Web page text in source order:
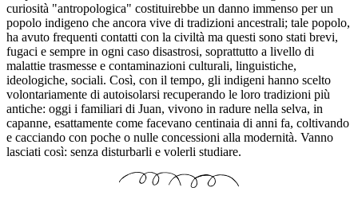
curiosità "antropologica" costituirebbe un danno immenso per un
popolo indigeno che ancora vive di tradizioni ancestrali; tale popolo,
ha avuto frequenti contatti con la civiltà ma questi sono stati brevi,
fugaci e sempre in ogni caso disastrosi, soprattutto a livello di
malattie trasmesse e contaminazioni culturali, linguistiche,
ideologiche, sociali. Così, con il tempo, gli indigeni hanno scelto
volontariamente di autoisolarsi recuperando le loro tradizioni più
antiche: oggi i familiari di Juan, vivono in radure nella selva, in
capanne, esattamente come facevano centinaia di anni fa, coltivando
e cacciando con poche o nulle concessioni alla modernità. Vanno
lasciati così: senza disturbarli e volerli studiare.